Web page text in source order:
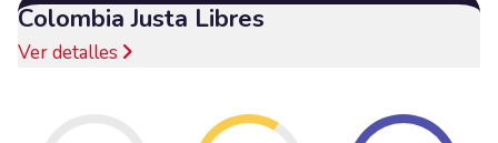
Colombia Justa Libres
Ver detalles